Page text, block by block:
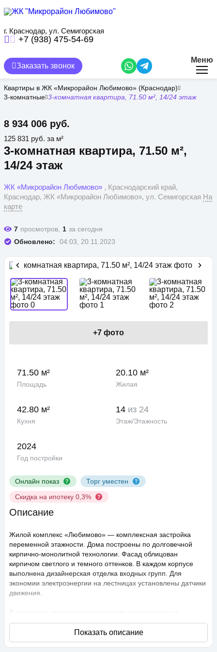
содержанию
г. Краснодар, ул. Семигорская
+7 (938) 475-54-69
Заказать звонок
Меню
Квартиры в ЖК «Микрорайон Любимово» (Краснодар)
3-комнатные 3-комнатная квартира, 71.50 м², 14/24 этаж
3-комнатная квартира, 71.50 м²,
14/24 этаж
8 934 006 руб.
ЖК «Микрорайон Любимово» , Краснодарский край,
Краснодар, ЖК «Микрорайон Любимово», ул. Семигорская На
карте
125 831 руб. за м²
7 просмотров, 1 за сегодня
Обновлено:
04:03, 20.11.2023
Онлайн показ
Торг уместен
Скидка на ипотеку 0,3%
+7 фото
71.50 м²
Площадь
20.10 м²
Жилая
42.80 м²
Кухня
14 из 24
Этаж/Этажность
2024
Год постройки
Описание
Жилой комплекс «Любимово» — комплексная застройка
переменной этажности. Дома построены по долговечной
кирпично-монолитной технологии. Фасад облицован
кирпичом светлого и темного оттенков. В каждом корпусе
выполнена дизайнерская отделка входных групп. Для
экономии электроэнергии на лестницах установлены датчики
движения.
В комплексе предложено множество планировочных
решений: в наличии квартиры, как классического типа, так и
европланировки. Они сдаются с подчистовой отделкой,
высота потолков составляет 2,75 метра. В квартирах